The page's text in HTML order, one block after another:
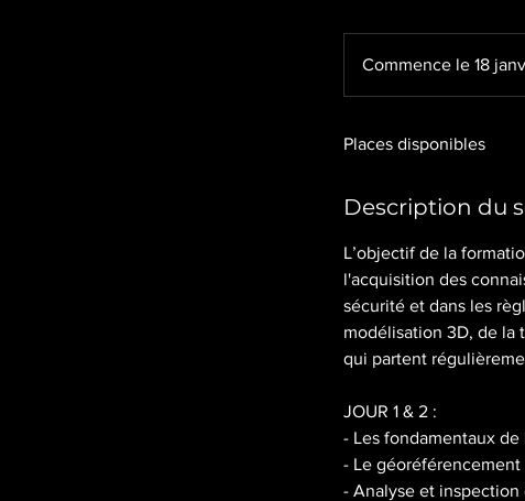
Commence le 18
Places disponibles
Description du
L’objectif de la
l'acquisition des
sécurité et dans les
modélisation 3D, de la
qui partent
JOUR 1 & 2 :
- Les fondamentaux
- Le géoréférencement
- Analyse et inspection